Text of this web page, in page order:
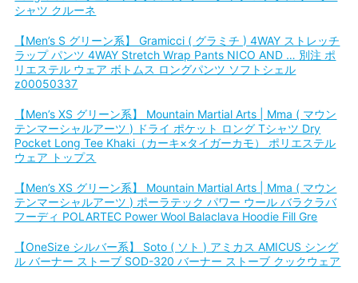
シャツ クルーネ
【Men’s S グリーン系】 Gramicci ( グラミチ ) 4WAY ストレッチ
ラップ パンツ 4WAY Stretch Wrap Pants NICO AND … 別注 ポ
リエステル ウェア ボトムス ロングパンツ ソフトシェル
z00050337
【Men’s XS グリーン系】 Mountain Martial Arts | Mma ( マウン
テンマーシャルアーツ ) ドライ ポケット ロング Tシャツ Dry
Pocket Long Tee Khaki（カーキ×タイガーカモ） ポリエステル
ウェア トップス
【Men’s XS グリーン系】 Mountain Martial Arts | Mma ( マウン
テンマーシャルアーツ ) ポーラテック パワー ウール バラクラバ
フーディ POLARTEC Power Wool Balaclava Hoodie Fill Gre
【OneSize シルバー系】 Soto ( ソト ) アミカス AMICUS シング
ル バーナー ストーブ SOD-320 バーナー ストーブ クックウェア